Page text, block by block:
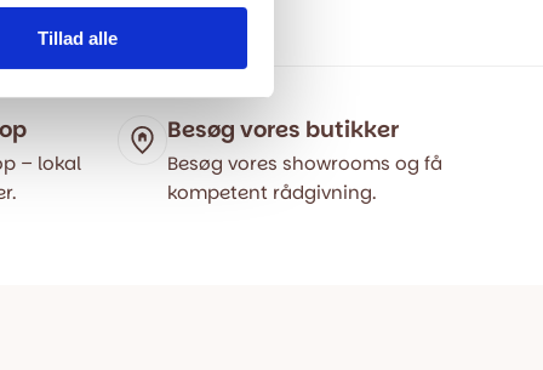
Tillad alle
– lokal
Besøg vores butikker
Besøg vores showrooms og få
kompetent rådgivning.